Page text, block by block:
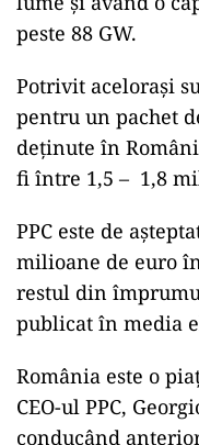
peste 88 GW.
Potrivit acelorași
pentru un pachet
deținute în
fi între 1,5 – 1,8
PPC este de
milioane de euro
restul din
publicat în media
România este o
CEO-ul PPC,
conducând